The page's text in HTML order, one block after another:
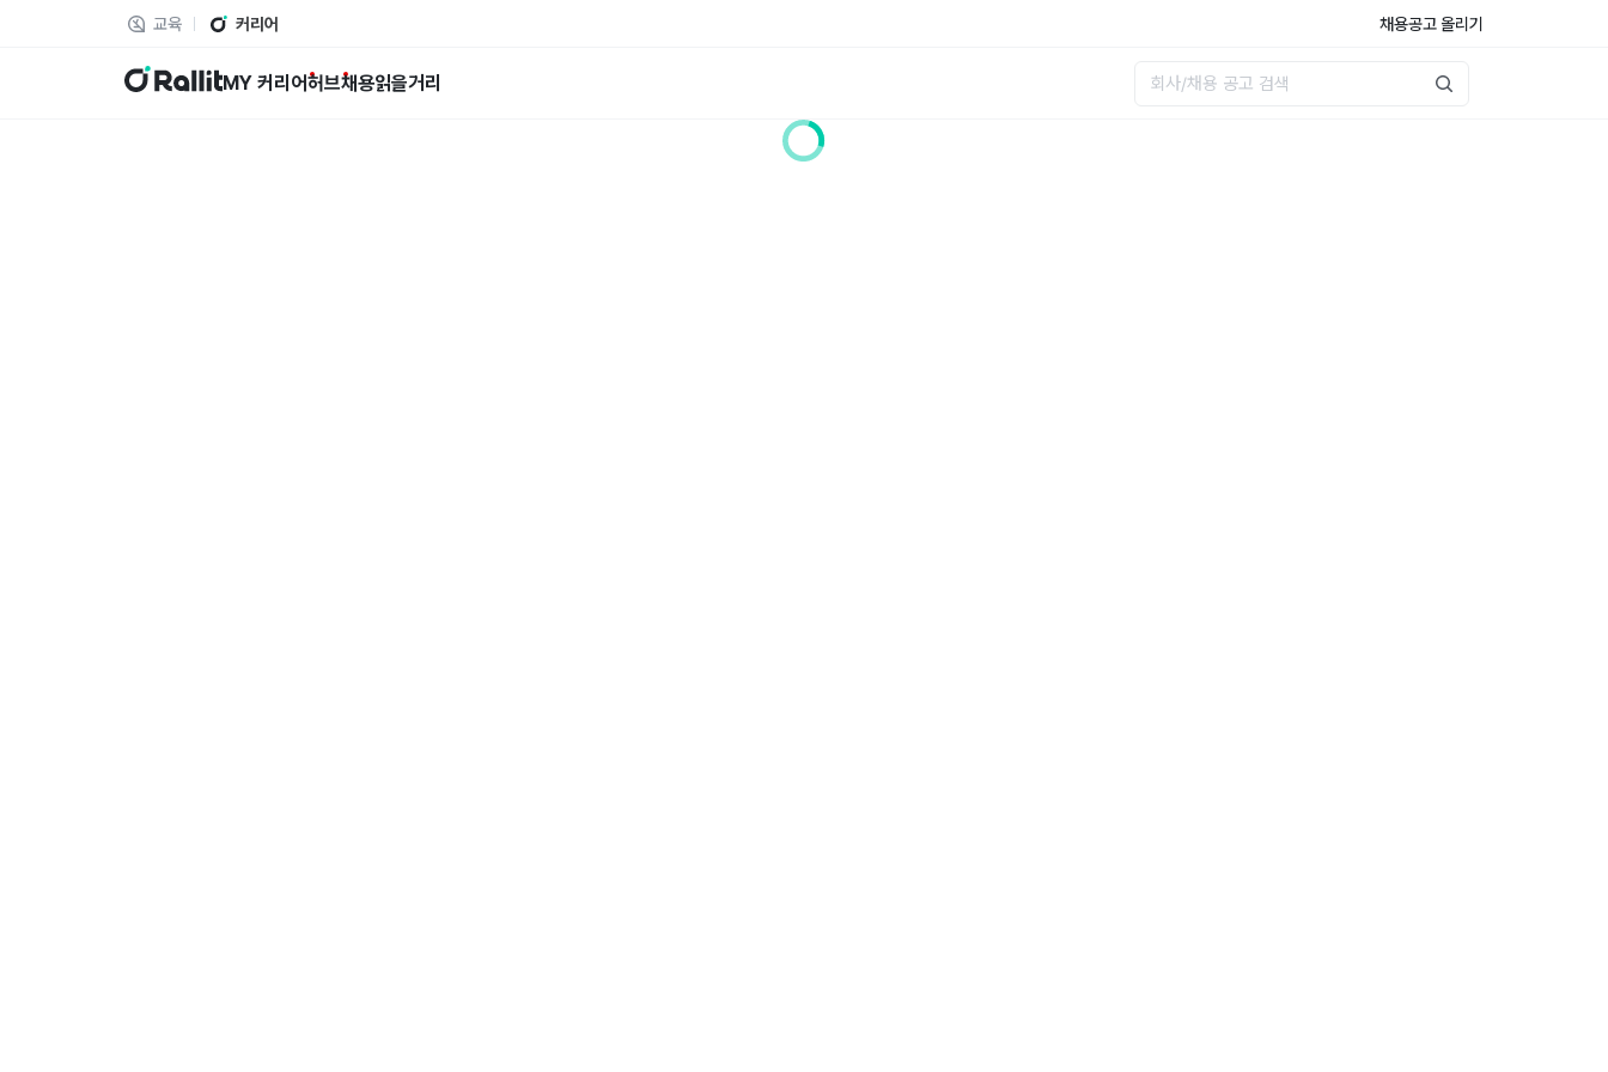
교육 커리어 채용공고 올리기
랠릿 MY 커리어허브채용읽을거리